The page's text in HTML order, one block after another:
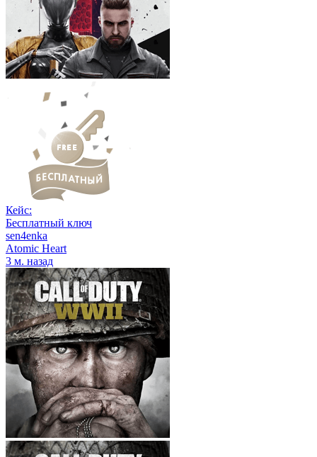
Кейс:
Бесплатный ключ
sen4enka
Atomic Heart
3 м. назад